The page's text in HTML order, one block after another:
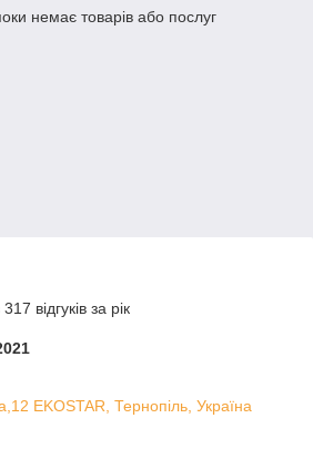
немає товарів або послуг
відгуків за рік
EKOSTAR, Тернопіль, Україна